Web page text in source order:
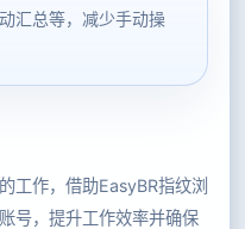
汇总等，减少手动操
工作，借助EasyBR指纹浏
号，提升工作效率并确保